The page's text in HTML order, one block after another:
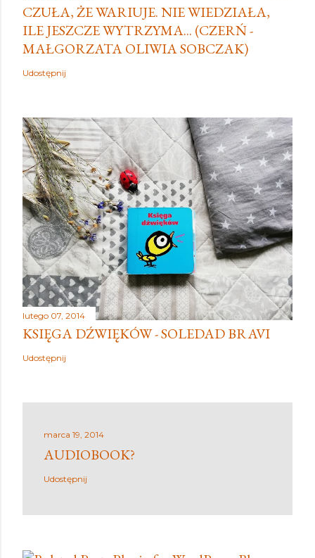
CZUŁA, ŻE WARIUJE. NIE WIEDZIAŁA,
ILE JESZCZE WYTRZYMA... (CZERŃ -
MAŁGORZATA OLIWIA SOBCZAK)
Udostępnij
lutego 07, 2014
KSIĘGA DŹWIĘKÓW - SOLEDAD BRAVI
Udostępnij
marca 19, 2014
AUDIOBOOK?
Udostępnij